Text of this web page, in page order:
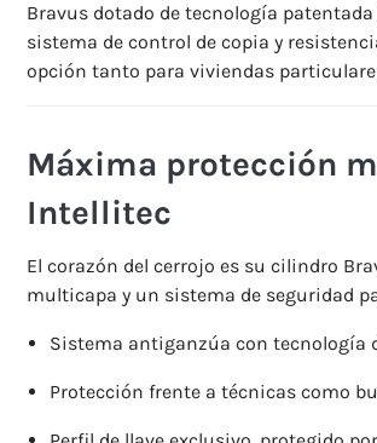
Bravus dotado de tecnología patentada
sistema de control de copia y
opción tanto para viviendas
Máxima protección
Intellitec
El corazón del cerrojo es su cilindro
multicapa y un sistema de seguridad
Sistema antiganzúa con tecnología
Protección frente a técnicas como